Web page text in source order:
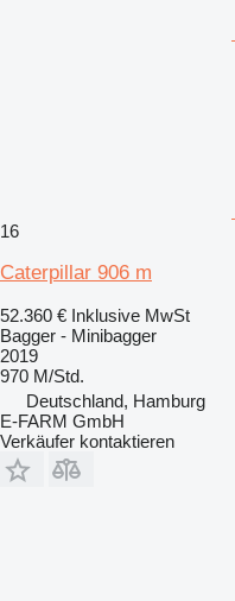
16
Caterpillar 906 m
52.360 € Inklusive MwSt
Bagger - Minibagger
2019
970 M/Std.
Deutschland, Hamburg
E-FARM GmbH
Verkäufer kontaktieren